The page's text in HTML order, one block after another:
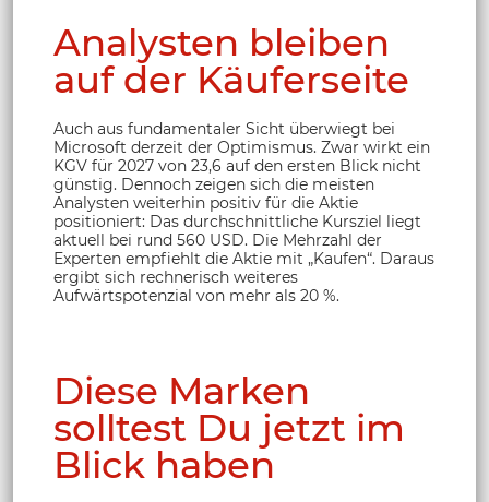
Analysten bleiben
auf der Käuferseite
Auch aus fundamentaler Sicht überwiegt bei
Microsoft derzeit der Optimismus. Zwar wirkt ein
KGV für 2027 von 23,6 auf den ersten Blick nicht
günstig. Dennoch zeigen sich die meisten
Analysten weiterhin positiv für die Aktie
positioniert: Das durchschnittliche Kursziel liegt
aktuell bei rund 560 USD. Die Mehrzahl der
Experten empfiehlt die Aktie mit „Kaufen“. Daraus
ergibt sich rechnerisch weiteres
Aufwärtspotenzial von mehr als 20 %.
Diese Marken
solltest Du jetzt im
Blick haben